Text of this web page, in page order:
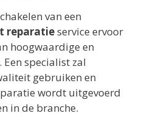
van een
reparatieservice ervoor
hoogwaardige en
specialist zal
gebruiken en
wordt uitgevoerd
in de branche.